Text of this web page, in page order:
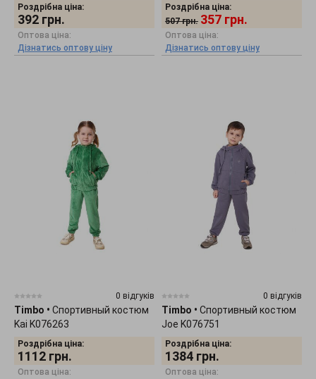
Роздрібна ціна:
392 грн.
Оптова ціна:
Дізнатись оптову ціну
Роздрібна ціна:
507 грн. 357 грн.
Оптова ціна:
Дізнатись оптову ціну
0 відгуків
Timbo • Спортивный костюм
Kai K076263
Роздрібна ціна:
1112 грн.
Оптова ціна:
0 відгуків
Timbo • Спортивный костюм
Joe K076751
Роздрібна ціна:
1384 грн.
Оптова ціна: